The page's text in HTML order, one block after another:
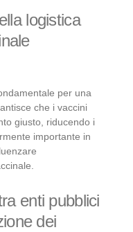
logistica
per una
che i vaccini
giusto, riducendo i
importante in
enti pubblici
dei